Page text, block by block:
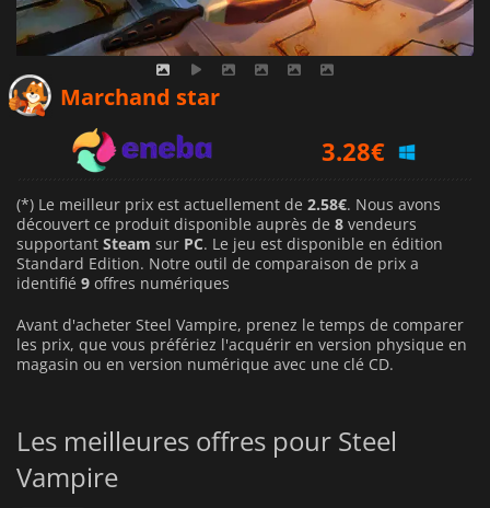
Marchand star
3.28€
2.77€
(*) Le meilleur prix est actuellement de 2.58€. Nous avons
découvert ce produit disponible auprès de 8 vendeurs
supportant Steam sur PC. Le jeu est disponible en édition
Standard Edition. Notre outil de comparaison de prix a
identifié 9 offres numériques
Avant d'acheter Steel Vampire, prenez le temps de comparer
les prix, que vous préfériez l'acquérir en version physique en
magasin ou en version numérique avec une clé CD.
Les meilleures offres pour Steel
Vampire